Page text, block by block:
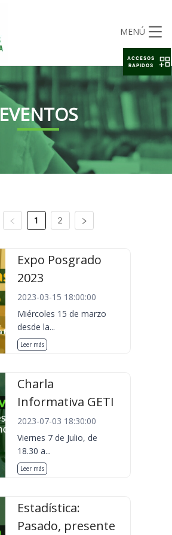
MENÚ
EVENTOS
1 2
Expo Posgrado
2023
2023-03-15 18:00:00
Miércoles 15 de marzo
desde la...
Leer más
Charla
Informativa GETI
2023-07-03 18:30:00
Viernes 7 de Julio, de
18.30 a...
Leer más
Estadística:
Pasado, presente
ACCESOS
RAPIDOS